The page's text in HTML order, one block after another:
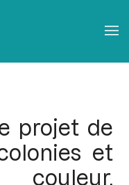
projet de
et